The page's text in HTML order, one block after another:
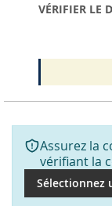
VÉRIFIER LE
Assurez la
vérifiant la
Sélectionnez